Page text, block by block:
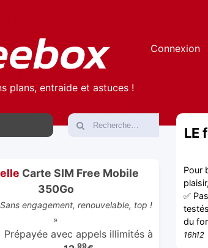
Connexion
plans, entraide et astuces !
Carte SIM Free Mobile
350Go
Sans engagement, renouvelable, top !
»
Prépayée avec appels illimités à
,99
LE
Pour
✅
du
16h12